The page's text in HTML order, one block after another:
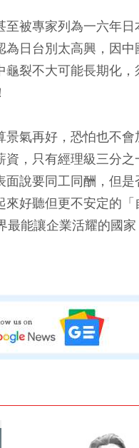
被專家列為一六年日
日台別太高興，因中
裂不大可能長期化，
氣再好，恐怕也不會
，只有經理級三分之
說要同工同酬，但是
好聽但更不安定的「
最能讓企業活耀的國